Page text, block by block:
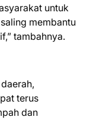
untuk
membantu
tambahnya.
terus
dan